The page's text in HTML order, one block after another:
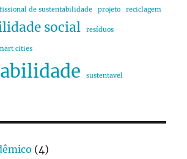
de sustentabilidade projeto reciclagem
social resíduos
cities
sustentavel
(4)